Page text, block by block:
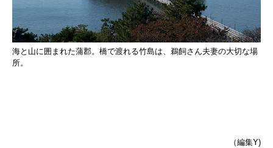
海と山に囲まれた蒲郡。橋で渡れる竹島は、鵜飼さん夫妻の大切な場
所。
（編集Y)